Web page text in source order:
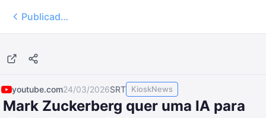
Publicados
youtube.com24/03/2026SRT KioskNews
Mark Zuckerberg quer uma IA para